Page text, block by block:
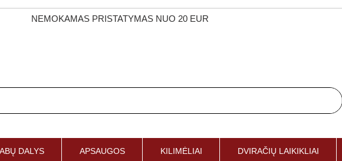
NEMOKAMAS PRISTATYMAS NUO 20 EUR
DALYS APSAUGOS KILIMĖLIAI DVIRAČIŲ LAIKIKLIAI